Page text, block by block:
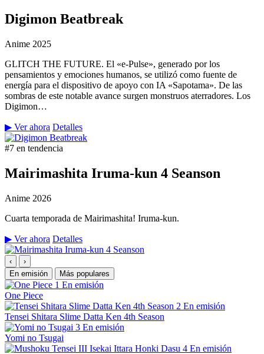
Digimon Beatbreak
Anime 2025
GLITCH THE FUTURE. El «e-Pulse», generado por los
pensamientos y emociones humanos, se utilizó como fuente de
energía para el dispositivo de apoyo con IA «Sapotama». De las
sombras de este notable avance surgen monstruos aterradores. Los
Digimon…
▶ Ver ahora Detalles
#7 en tendencia
Mairimashita Iruma-kun 4 Seanson
Anime 2026
Cuarta temporada de Mairimashita! Iruma-kun.
▶ Ver ahora Detalles
‹
›
En emisión
Más populares
1 En emisión
One Piece
2 En emisión
Tensei Shitara Slime Datta Ken 4th Season
3 En emisión
Yomi no Tsugai
4 En emisión